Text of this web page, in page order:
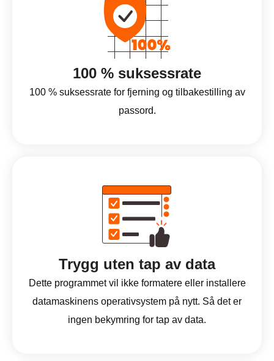
100 % suksessrate
100 % suksessrate for fjerning og tilbakestilling av
passord.
Trygg uten tap av data
Dette programmet vil ikke formatere eller installere
datamaskinens operativsystem på nytt. Så det er
ingen bekymring for tap av data.